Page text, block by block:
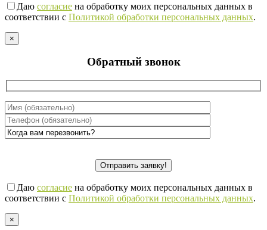
Даю согласие на обработку моих персональных данных в
соответствии с Политикой обработки персональных данных.
×
Обратный звонок
Даю согласие на обработку моих персональных данных в
соответствии с Политикой обработки персональных данных.
×